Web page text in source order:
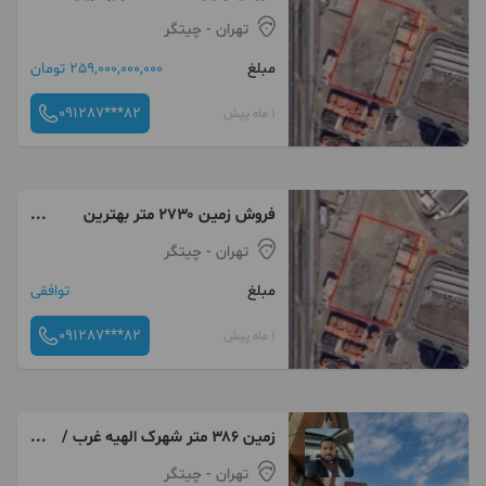
تهران - چیتگر
مبلغ
259,000,000,000 تومان
1 ماه پیش 091287***82
فروش زمین ۲۷۳۰ متر بهترین
تهران - چیتگر
مبلغ
توافقی
1 ماه پیش 091287***82
زمین ۳۸۶ متر شهرک الهیه غرب /
منطقه۲۲/ چیتگر ایرانمال تهران - چیتگر